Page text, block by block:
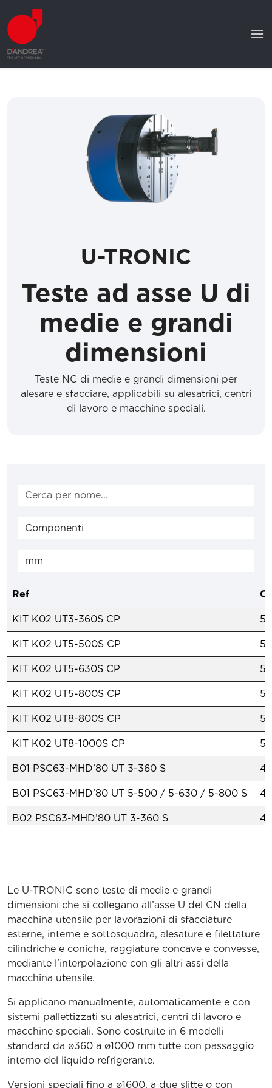
U-TRONIC
Teste ad asse U di
medie e grandi
dimensioni
Teste NC di medie e grandi dimensioni per
alesare e sfacciare, applicabili su alesatrici, centri
di lavoro e macchine speciali.
Ref
KIT K02 UT3-360S CP
KIT K02 UT5-500S CP
KIT K02 UT5-630S CP
KIT K02 UT5-800S CP
KIT K02 UT8-800S CP
KIT K02 UT8-1000S CP
B01 PSC63-MHD’80 UT 3-360 S
B01 PSC63-MHD’80 UT 5-500 / 5-630 / 5-800 S
B02 PSC63-MHD’80 UT 3-360 S
B01 PSC80-MHD’80 UT 8-800 / 8-1000 S
B02 PSC80-MHD’80 UT 5-500 / 5-630 / 5-800 S
B02 PSC80-MHD’80 UT 8-800 / 8-1000 S
B15 PSC63-MHD’80 UT 3-360 S
B15 PSC80-MHD’80 UT 5-500 / 5-630 / 5-800 S
B15 PSC80-MHD’80 UT 8-800 / 8-1000 S
MR – PSC 63 UT 3/5 … S
Le U-TRONIC sono teste di medie e grandi
dimensioni che si collegano all’asse U del CN della
macchina utensile per lavorazioni di sfacciature
esterne, interne e sottosquadra, alesature e filettature
cilindriche e coniche, raggiature concave e convesse,
mediante l’interpolazione con gli altri assi della
macchina utensile.
Si applicano manualmente, automaticamente e con
sistemi pallettizzati su alesatrici, centri di lavoro e
macchine speciali. Sono costruite in 6 modelli
standard da ø360 a ø1000 mm tutte con passaggio
interno del liquido refrigerante.
Versioni speciali fino a ø1600, a due slitte o con